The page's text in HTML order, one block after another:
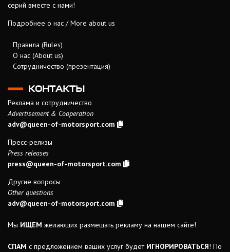
серий вместе с нами!
Подробнее о нас / More about us
Правила (Rules)
О нас (About us)
Сотрудничество (презентация)
КОНТАКТЫ
Реклама и сотрудничество
Advertisement & Cooperation
adv@queen-of-motorsport.com
Пресс-релизы
Press releases
press@queen-of-motorsport.com
Другие вопросы
Other questions
adv@queen-of-motorsport.com
Мы ИЩЕМ желающих размещать рекламу на нашем сайте!
СПАМ с предложением ваших услуг будет ИГНОРИРОВАТЬСЯ! По